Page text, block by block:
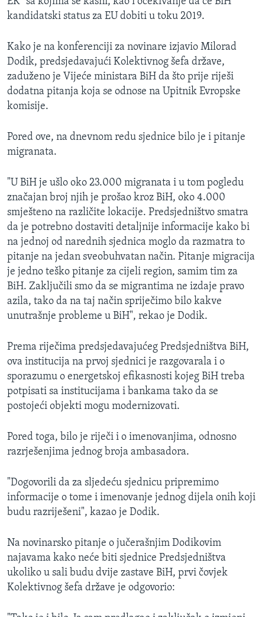
kandidatski status za EU dobiti u toku 2019.
Kako je na konferenciji za novinare izjavio Milorad
Dodik, predsjedavajući Kolektivnog šefa države,
zaduženo je Vijeće ministara BiH da što prije riješi
dodatna pitanja koja se odnose na Upitnik Evropske
komisije.
Pored ove, na dnevnom redu sjednice bilo je i pitanje
migranata.
"U BiH je ušlo oko 23.000 migranata i u tom pogledu
značajan broj njih je prošao kroz BiH, oko 4.000
smješteno na različite lokacije. Predsjedništvo smatra
da je potrebno dostaviti detaljnije informacije kako bi
na jednoj od narednih sjednica moglo da razmatra to
pitanje na jedan sveobuhvatan način. Pitanje migracija
je jedno teško pitanje za cijeli region, samim tim za
BiH. Zaključili smo da se migrantima ne izdaje pravo
azila, tako da na taj način spriječimo bilo kakve
unutrašnje probleme u BiH", rekao je Dodik.
Prema riječima predsjedavajućeg Predsjedništva BiH,
ova institucija na prvoj sjednici je razgovarala i o
sporazumu o energetskoj efikasnosti kojeg BiH treba
potpisati sa institucijama i bankama tako da se
postojeći objekti mogu modernizovati.
Pored toga, bilo je riječi i o imenovanjima, odnosno
razrješenjima jednog broja ambasadora.
"Dogovorili da za sljedeću sjednicu pripremimo
informacije o tome i imenovanje jednog dijela onih koji
budu razriješeni", kazao je Dodik.
Na novinarsko pitanje o jučerašnjim Dodikovim
najavama kako neće biti sjednice Predsjedništva
ukoliko u sali budu dvije zastave BiH, prvi čovjek
Kolektivnog šefa države je odgovorio: